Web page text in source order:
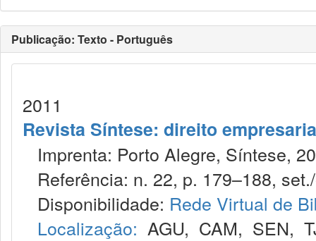
Publicação: Texto - Português
2011
Revista Síntese: direito
Imprenta: Porto Alegre, Síntese,
Referência: n. 22, p. 179–188,
Disponibilidade: Rede Virtual de
Localização: AGU, CAM, SEN,